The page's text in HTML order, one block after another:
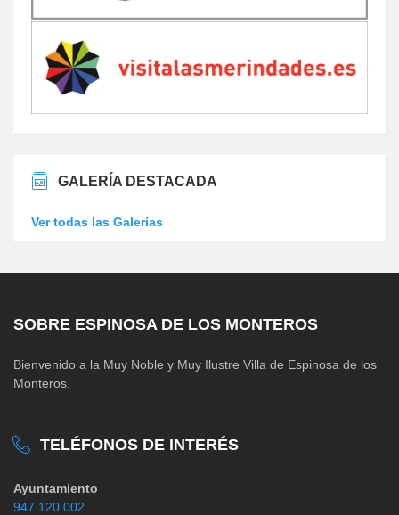
GALERÍA DESTACADA
Ver todas las Galerías
SOBRE ESPINOSA DE LOS MONTEROS
Bienvenido a la Muy Noble y Muy Ilustre Villa de Espinosa de los
Monteros.
TELÉFONOS DE INTERÉS
Ayuntamiento
947 120 002